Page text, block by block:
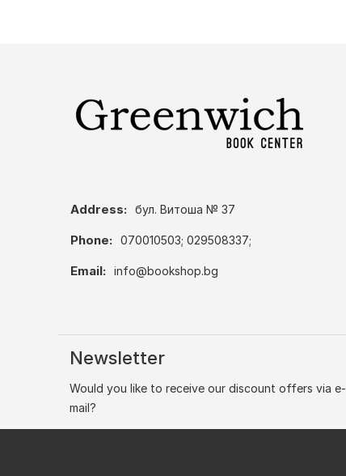
Address: бул. Витоша № 37
Phone: 070010503; 029508337;
Email: info@bookshop.bg
Newsletter
Would you like to receive our discount offers via e-
mail?